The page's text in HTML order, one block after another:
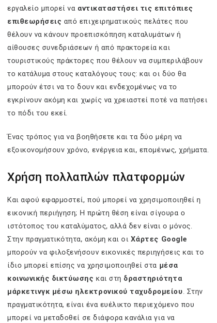
εργαλείο μπορεί να αντικαταστήσει τις επιτόπιες
επιθεωρήσεις από επιχειρηματικούς πελάτες που
θέλουν να κάνουν προεπισκόπηση καταλυμάτων ή
αίθουσες συνεδριάσεων ή από πρακτορεία και
τουριστικούς πράκτορες που θέλουν να συμπεριλάβουν
το κατάλυμα στους καταλόγους τους: και οι δύο θα
μπορούν έτσι να το δουν και ενδεχομένως να το
εγκρίνουν ακόμη και χωρίς να χρειαστεί ποτέ να πατήσει
το πόδι του εκεί.
Ένας τρόπος για να βοηθήσετε και τα δύο μέρη να
εξοικονομήσουν χρόνο, ενέργεια και, επομένως, χρήματα.
Χρήση πολλαπλών πλατφορμών
Και αφού εφαρμοστεί, πού μπορεί να χρησιμοποιηθεί η
εικονική περιήγηση; Η πρώτη θέση είναι σίγουρα ο
ιστότοπος του καταλύματος, αλλά δεν είναι ο μόνος.
Στην πραγματικότητα, ακόμη και οι Χάρτες Google
μπορούν να φιλοξενήσουν εικονικές περιηγήσεις και το
ίδιο μπορεί επίσης να χρησιμοποιηθεί στα μέσα
κοινωνικής δικτύωσης και στη δραστηριότητα
μάρκετινγκ μέσω ηλεκτρονικού ταχυδρομείου. Στην
πραγματικότητα, είναι ένα ευέλικτο περιεχόμενο που
μπορεί να μεταδοθεί σε διάφορα κανάλια για να